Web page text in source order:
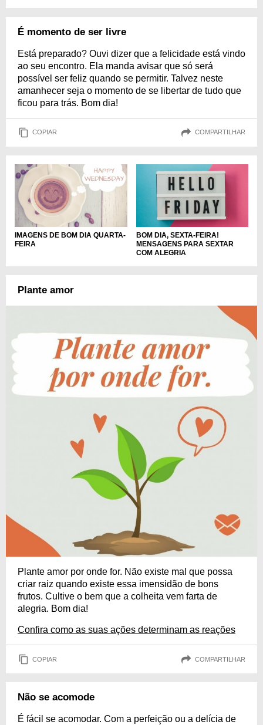
É momento de ser livre
Está preparado? Ouvi dizer que a felicidade está vindo
ao seu encontro. Ela manda avisar que só será
possível ser feliz quando se permitir. Talvez neste
amanhecer seja o momento de se libertar de tudo que
ficou para trás. Bom dia!
COPIAR COMPARTILHAR
IMAGENS DE BOM DIA QUARTA-
FEIRA
BOM DIA, SEXTA-FEIRA!
MENSAGENS PARA SEXTAR
COM ALEGRIA
Plante amor
Plante amor por onde for. Não existe mal que possa
criar raiz quando existe essa imensidão de bons
frutos. Cultive o bem que a colheita vem farta de
alegria. Bom dia!
Confira como as suas ações determinam as reações
COPIAR COMPARTILHAR
Não se acomode
É fácil se acomodar. Com a perfeição ou a delícia de